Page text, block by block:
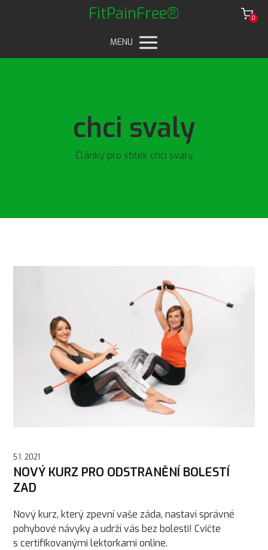
FitPainFree® 0
MENU
chci svaly
Články pro štítek chci svaly
5.1. 2021
NOVÝ KURZ PRO ODSTRANĚNÍ BOLESTÍ
ZAD
Nový kurz, který zpevní vaše záda, nastaví správné
pohybové návyky a udrží vás bez bolesti! Cvičte
s certifikovanými lektorkami online.